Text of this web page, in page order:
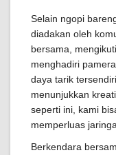
Selain ngopi
diadakan oleh
bersama,
menghadiri
daya tarik
menunjukkan
seperti ini, kami
memperluas
Berkendara